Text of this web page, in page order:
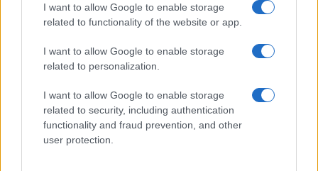
I want to allow Google to enable storage
related to functionality of the website or app.
I want to allow Google to enable storage
related to personalization.
I want to allow Google to enable storage
related to security, including authentication
functionality and fraud prevention, and other
user protection.
Edoardo Vitali · 30 Lug 2026